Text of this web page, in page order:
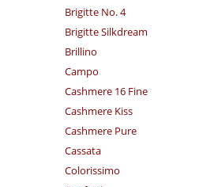
Brigitte No. 4
Brigitte Silkdream
Brillino
Campo
Cashmere 16 Fine
Cashmere Kiss
Cashmere Pure
Cassata
Colorissimo